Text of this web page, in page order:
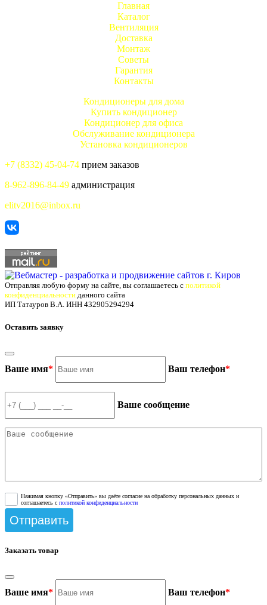
Главная
Каталог
Вентиляция
Доставка
Монтаж
Советы
Гарантия
Контакты
Кондиционеры для дома
Купить кондиционер
Кондиционер для офиса
Обслуживание кондиционера
Установка кондиционеров
+7 (8332) 45-04-74 прием заказов
8-962-896-84-49 администрация
elitv2016@inbox.ru
Отправляя любую форму на сайте, вы соглашаетесь с политикой
конфиденциальности данного сайта
ИП Татауров В.А. ИНН 432905294294
Оставить заявку
Ваше имя* Ваш телефон*
Ваше сообщение
Нажимая кнопку «Отправить» вы даёте согласие на обработку персональных данных и
соглашаетесь с политикой конфиденциальности
Заказать товар
Ваше имя* Ваш телефон*